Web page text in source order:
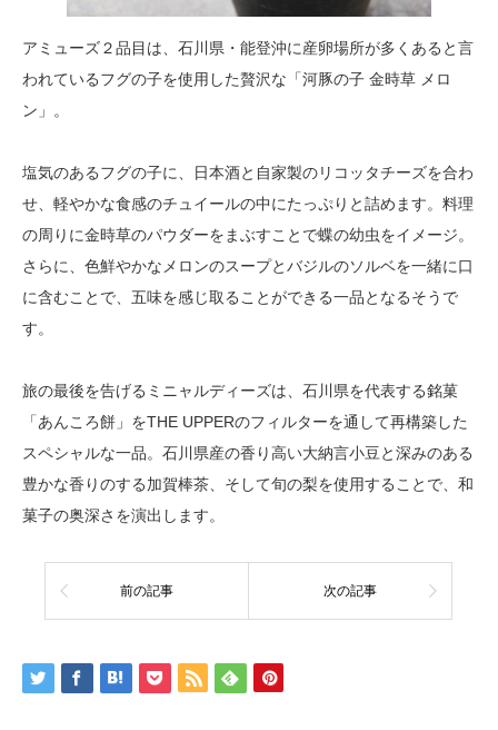
アミューズ２品目は、石川県・能登沖に産卵場所が多くあると言
われているフグの子を使用した贅沢な「河豚の子 金時草 メロ
ン」。
塩気のあるフグの子に、日本酒と自家製のリコッタチーズを合わ
せ、軽やかな食感のチュイールの中にたっぷりと詰めます。料理
の周りに金時草のパウダーをまぶすことで蝶の幼虫をイメージ。
さらに、色鮮やかなメロンのスープとバジルのソルベを一緒に口
に含むことで、五味を感じ取ることができる一品となるそうで
す。
旅の最後を告げるミニャルディーズは、石川県を代表する銘菓
「あんころ餅」をTHE UPPERのフィルターを通して再構築した
スペシャルな一品。石川県産の香り高い大納言小豆と深みのある
豊かな香りのする加賀棒茶、そして旬の梨を使用することで、和
菓子の奥深さを演出します。
前の記事 次の記事